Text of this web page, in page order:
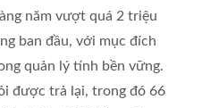
năm vượt quá 2 triệu
ban đầu, với mục đích
quản lý tính bền vững.
được trả lại, trong đó 66